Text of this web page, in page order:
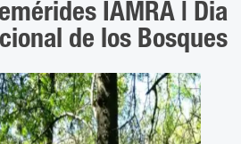
IAMRA | Dia
de los Bosques